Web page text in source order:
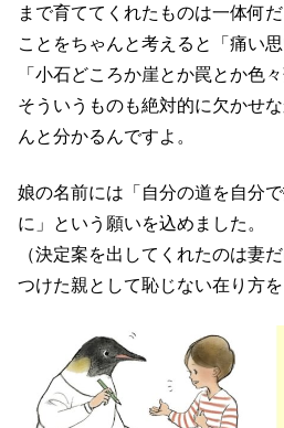
まで育ててくれたものは一体何
ことをちゃんと考えると「痛い
「小石どころか崖とか罠とか色
そういうものも絶対的に欠かせ
んと分かるんですよ。
娘の名前には「自分の道を自分
に」という願いを込めました。
（決定案を出してくれたのは妻
つけた親として恥じない在り方